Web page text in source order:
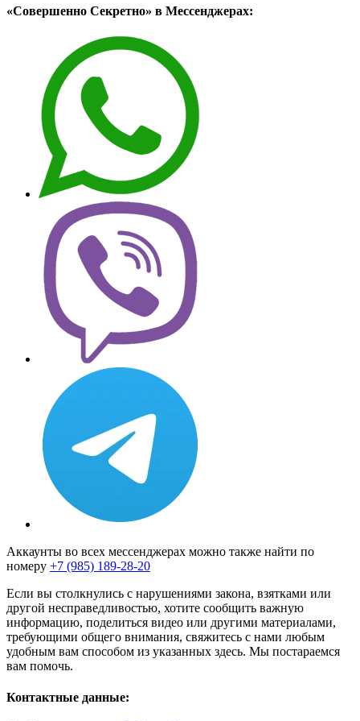
«Совершенно Секретно» в Мессенджерах:
Аккаунты во всех мессенджерах можно также найти по
номеру +7 (985) 189-28-20
Если вы столкнулись с нарушениями закона, взятками или
другой несправедливостью, хотите сообщить важную
информацию, поделиться видео или другими материалами,
требующими общего внимания, свяжитесь с нами любым
удобным вам способом из указанных здесь. Мы постараемся
вам помочь.
Контактные данные: